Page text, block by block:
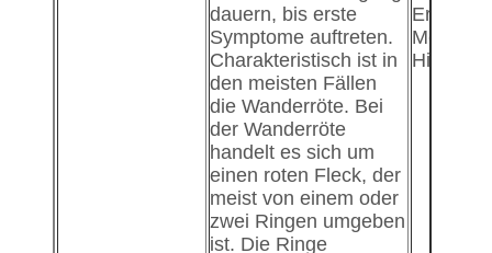
dauern, bis erste
Symptome auftreten.
Charakteristisch ist in
den meisten Fällen
die Wanderröte. Bei
der Wanderröte
handelt es sich um
einen roten Fleck, der
meist von einem oder
zwei Ringen umgeben
ist. Die Ringe